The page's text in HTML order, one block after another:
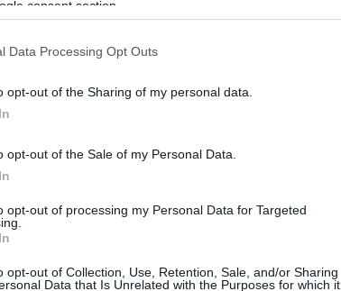
consent section.
Data Processing Opt Outs
opt-out of the Sharing of my personal data.
opt-out of the Sale of my Personal Data.
opt-out of processing my Personal Data for Targeted
opt-out of Collection, Use, Retention, Sale, and/or Sharing
Data that Is Unrelated with the Purposes for which it
Csenge, Samudovszky Adrián
András, Pertics Villő, Podlovics Laura
elkerülné a propagandát,
ideés csatlakozzon adománygyűjtésünkhöz!